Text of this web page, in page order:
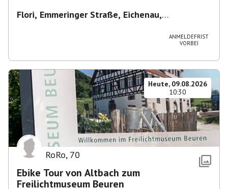
Flori, Emmeringer Straße, Eichenau,
ANMELDEFRIST
VORBEI
Heute, 09.08.2026
10:30
RoRo, 70
Ebike Tour von Altbach zum
Freilichtmuseum Beuren